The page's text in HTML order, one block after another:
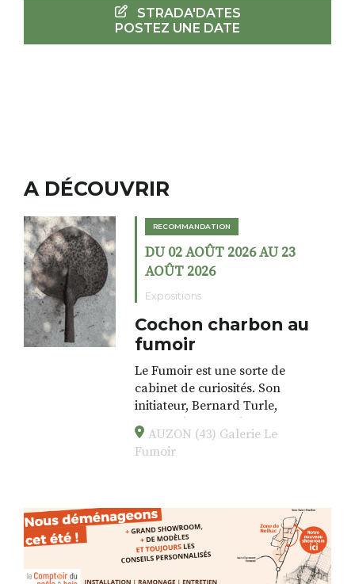
STRADA'DATES
POSTEZ UNE DATE
A DÉCOUVRIR
RECOMMANDATION
DU 02 AOÛT 2026 AU 23
AOÛT 2026
Expositions
Cochon charbon au
fumoir
Le Fumoir est une sorte de
cabinet de curiosités. Son
initiateur, Bernard Turle,
s’amuse à donner à voir des
associations fertiles, graves ou
drôles, parfois fumeuses. Des
foutraques du lieu (on ne spoile
pas). Quant à
l’installation.Cochon Charbon,
elle joue
avec les.variations.de.couleurs.
AUZON (43) Galerie Le
Fumoir